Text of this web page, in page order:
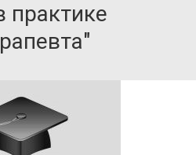
практике